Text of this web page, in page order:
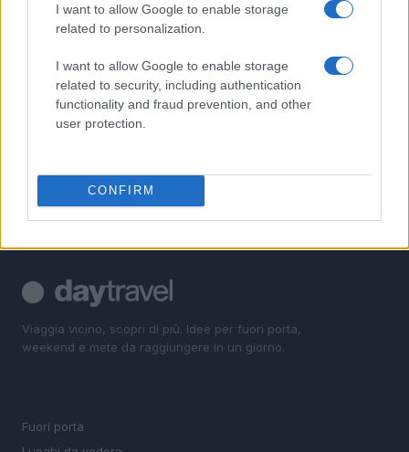
I want to allow Google to enable storage
related to personalization.
I want to allow Google to enable storage
related to security, including authentication
functionality and fraud prevention, and other
user protection.
CONFIRM
Molise senza folla: itinerari tra borghi, mare e
Dove è stata girata Sterling Point – L’isola dei segreti: il
fascino del Lago Muskoka
Viaggia vicino, scopri di più. Idee per fuori porta,
weekend e mete da raggiungere in un giorno.
Fuori porta